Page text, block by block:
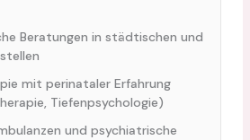
Beratungen in städtischen und
mit perinataler Erfahrung
Tiefenpsychologie)
und psychiatrische